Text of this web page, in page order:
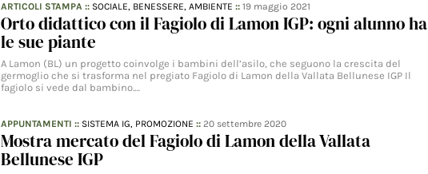
ARTICOLI STAMPA :: SOCIALE, BENESSERE,AMBIENTE ::19 maggio 2021
Orto didattico con il Fagiolo di Lamon IGP: ogni alunno ha
le sue piante
A Lamon (BL) un progetto coinvolge i bambini dell’asilo, che seguono la crescita del
germoglio che si trasforma nel pregiato Fagiolo di Lamon della Vallata Bellunese IGP Il
fagiolo si vede dal bambino.…
APPUNTAMENTI :: SISTEMA IG, PROMOZIONE ::20 settembre 2020
Mostra mercato del Fagiolo di Lamon della Vallata
Bellunese IGP